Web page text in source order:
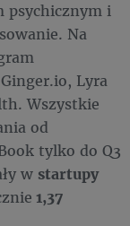
psychicznym i
Na
Lyra
Wszystkie
od
tylko do Q3
w startupy
1,37